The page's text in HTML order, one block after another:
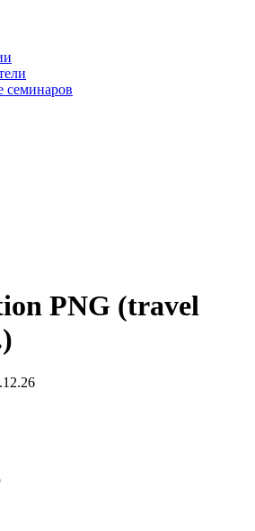
семинаров
PNG (travel